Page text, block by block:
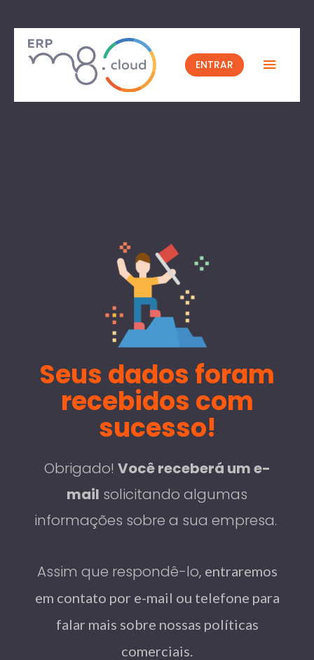
ENTRAR
Seus dados foram
recebidos com
sucesso!
Obrigado! Você receberá um e-
mail solicitando algumas
informações sobre a sua empresa.
Assim que respondê-lo, entraremos
em contato por e-mail ou telefone para
falar mais sobre nossas políticas
comerciais.